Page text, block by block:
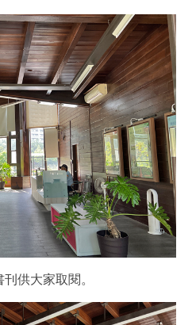
供大家取閱。